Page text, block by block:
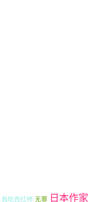
我吃西红柿 无罪 日本作家